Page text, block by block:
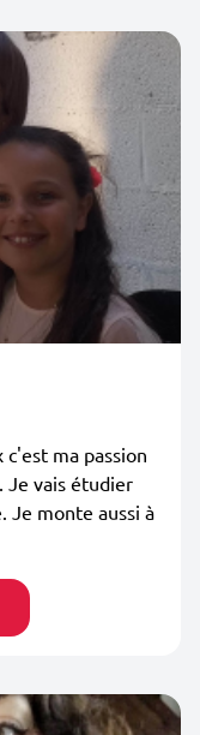
ma passion
Je vais étudier
Je monte aussi à